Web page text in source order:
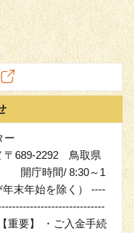
ー
689-2292 鳥取県
開庁時間/ 8:30～1
末年始を除く） ----
重要】 ・ご入金手続